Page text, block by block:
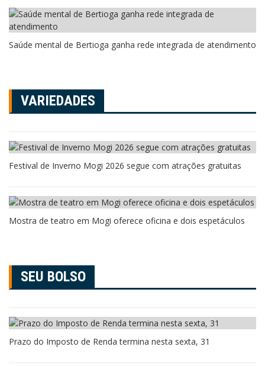
Saúde mental de Bertioga ganha rede integrada de atendimento
VARIEDADES
Festival de Inverno Mogi 2026 segue com atrações gratuitas
Mostra de teatro em Mogi oferece oficina e dois espetáculos
SEU BOLSO
Prazo do Imposto de Renda termina nesta sexta, 31